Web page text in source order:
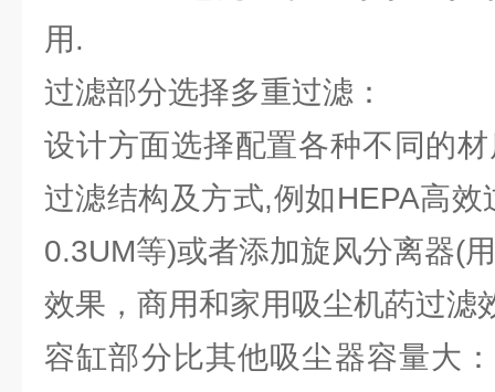
用.
过滤部分选择多重过滤：
设计方面选择配置各种不同的
过滤结构及方式,例如HEPA高
0.3UM等)或者添加旋风分离器(
效果，商用和家用吸尘机菂过滤
容缸部分比其他吸尘器容量大